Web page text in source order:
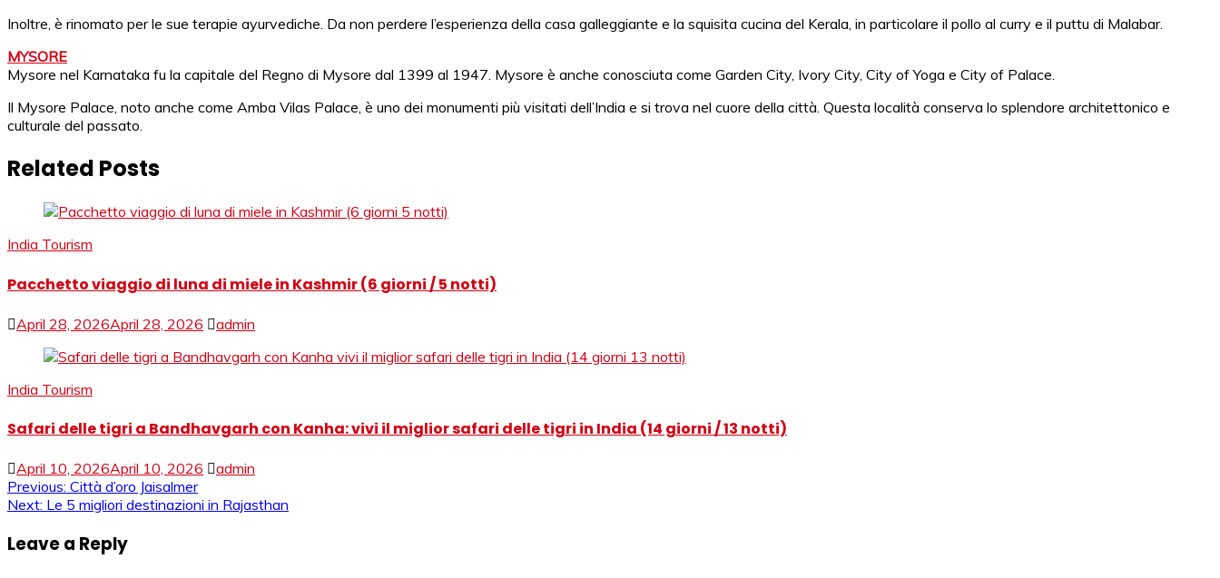
Inoltre, è rinomato per le sue terapie ayurvediche. Da non perdere l’esperienza della casa galleggiante e la squisita cucina del Kerala, in particolare il pollo al curry e il puttu di Malabar.
MYSORE
Mysore nel Karnataka fu la capitale del Regno di Mysore dal 1399 al 1947. Mysore è anche conosciuta come Garden City, Ivory City, City of Yoga e City of Palace.
Il Mysore Palace, noto anche come Amba Vilas Palace, è uno dei monumenti più visitati dell’India e si trova nel cuore della città. Questa località conserva lo splendore architettonico e
culturale del passato.
Related Posts
India Tourism
Pacchetto viaggio di luna di miele in Kashmir (6 giorni / 5 notti)
April 28, 2026April 28, 2026 admin
India Tourism
Safari delle tigri a Bandhavgarh con Kanha: vivi il miglior safari delle tigri in India (14 giorni / 13 notti)
April 10, 2026April 10, 2026 admin
Post
Previous: Città d’oro Jaisalmer
Next: Le 5 migliori destinazioni in Rajasthan
Leave a Reply